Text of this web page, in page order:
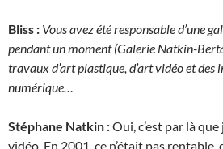
Bliss : Vous avez été responsable d’une
pendant un moment (Galerie Natkin-
travaux d’art plastique, d’art vidéo et des
numérique…
Stéphane Natkin :Oui, c’est par là
vidéo. En 2001, ce n’était pas rentable,